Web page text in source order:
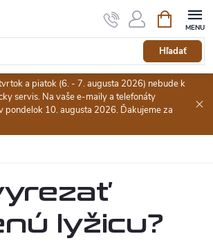
Hľadať
košík
a piatok (6. - 7. augusta 2026) nebude k
servis. Na vaše e-maily a telefonáty
pondelok 10. augusta 2026. Ďakujeme za
lyžicu?